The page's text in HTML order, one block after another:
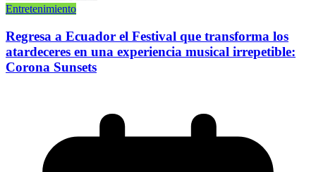
Entretenimiento
Regresa a Ecuador el Festival que transforma los
atardeceres en una experiencia musical irrepetible:
Corona Sunsets